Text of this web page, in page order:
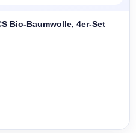
Bio-Baumwolle, 4er-Set